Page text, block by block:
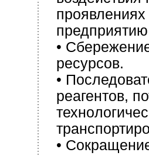
•
ресурсов.
•
реагентов,
•